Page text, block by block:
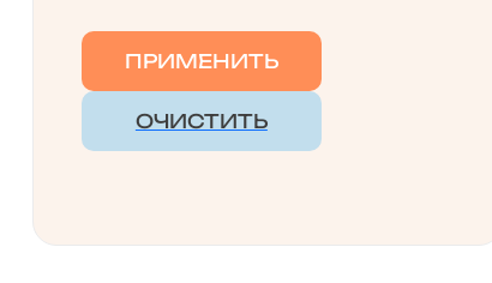
Экокожа
ПРИМЕНИТЬ
ОЧИСТИТЬ